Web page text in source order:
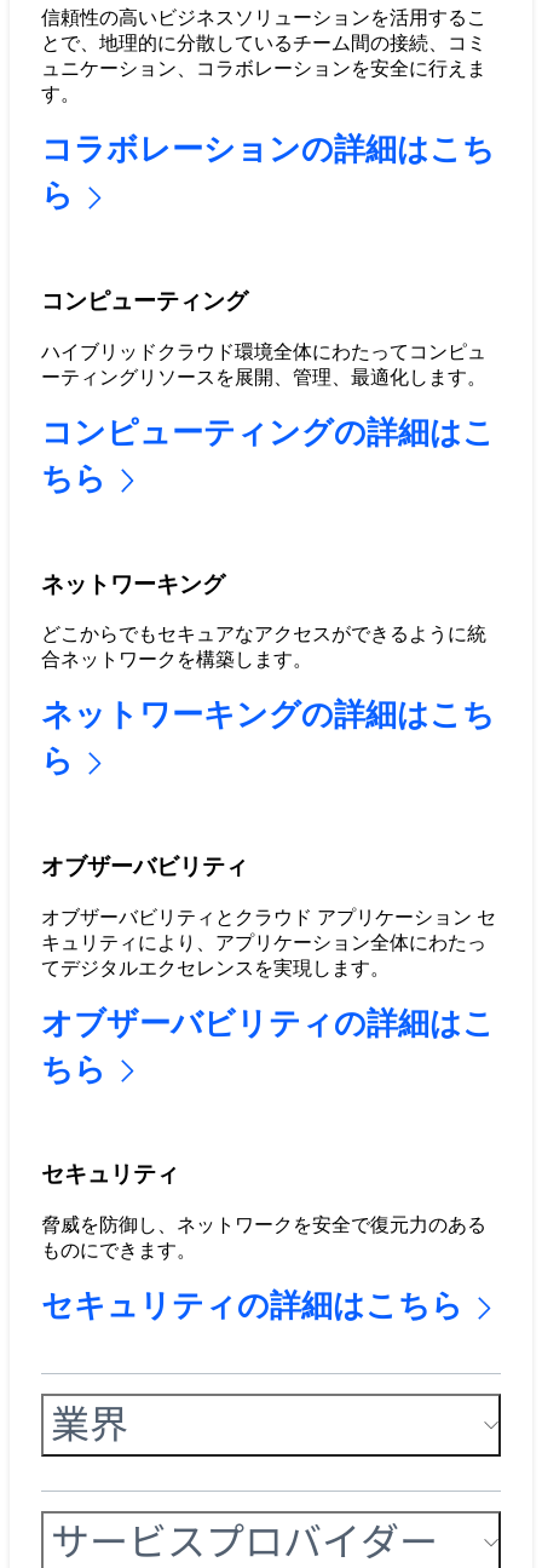
信頼性の高いビジネスソリューションを活用するこ
とで、地理的に分散しているチーム間の接続、コミ
ュニケーション、コラボレーションを安全に行えま
す。
コラボレーションの詳細はこち
ら
コンピューティング
ハイブリッドクラウド環境全体にわたってコンピュ
ーティングリソースを展開、管理、最適化します。
コンピューティングの詳細はこ
ちら
ネットワーキング
どこからでもセキュアなアクセスができるように統
合ネットワークを構築します。
ネットワーキングの詳細はこち
ら
オブザーバビリティ
オブザーバビリティとクラウド アプリケーション セ
キュリティにより、アプリケーション全体にわたっ
てデジタルエクセレンスを実現します。
オブザーバビリティの詳細はこ
ちら
セキュリティ
脅威を防御し、ネットワークを安全で復元力のある
ものにできます。
セキュリティの詳細はこちら
業界
サービスプロバイダー